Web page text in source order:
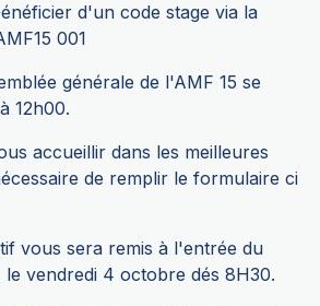
d'un code stage via la
001
générale de l'AMF 15 se
12h00.
accueillir dans les meilleures
de remplir le formulaire ci
vous sera remis à l'entrée du
le vendredi 4 octobre dés 8H30.